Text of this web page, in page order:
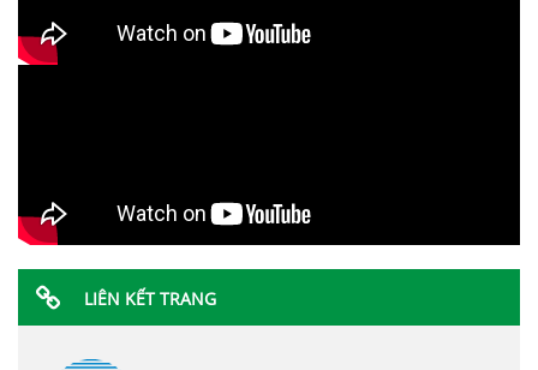
LIÊN KẾT TRANG